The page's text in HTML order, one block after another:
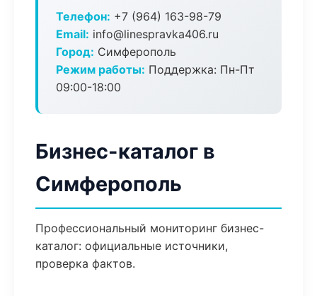
Телефон: +7 (964) 163-98-79
Email: info@linespravka406.ru
Город: Симферополь
Режим работы: Поддержка: Пн-Пт
09:00-18:00
Бизнес-каталог в
Симферополь
Профессиональный мониторинг бизнес-
каталог: официальные источники,
проверка фактов.